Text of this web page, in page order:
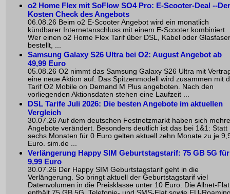
o2 Home Flex mit SoFlow SO4 Pro: E-Scooter-Deal --Der
Kosten Check des Angebots
06.08.26 Beim o2 E-Scooter Angebot wird ein monatlich
kündbarer Internetanschluss mit einem E-Scooter kombiniert.
Wer einen o2 Home Flex Tarif über DSL, Kabel oder Glasfaser
bestellt, ...
Samsung Galaxy S26 Ultra bei O2: August Angebot ab
49,99 Euro
05.08.26 O2 nimmt das Samsung Galaxy S26 Ultra mit
eine neue Aktion auf. Das Spitzenmodell wird zusammen mit
Tarif O2 Mobile on Demand M Plus angeboten. Nach den
vorliegenden Aktionsdaten stehen eine Laufzeit ...
DSL Tarife Juli 2026: Die besten Angebote im aktuellen
Vergleich
30.07.26 Auf dem deutschen Festnetzmarkt haben sich
Angebote verändert. Besonders deutlich ist das bei 1&1: Statt
sechs Monaten für 0 Euro gelten aktuell zehn Monate zu je
Euro. sim.de ...
Verlängerung Happy SIM Geburtstagstarif: 75 GB 5G für
9,99 Euro
30.07.26 Der Happy SIM Geburtstagstarif geht in die
Verlängerung. So bringt aktuell der Geburtstagstarif viel
Datenvolumen in die Preisklasse unter 10 Euro. Die Allnet-Flat